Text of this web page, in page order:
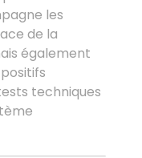
les
de la
également
techniques